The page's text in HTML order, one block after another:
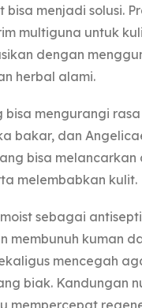
bisa menjadi solusi.
multiguna untuk
dengan
herbal alami.
bisa mengurangi
bakar, dan
bisa melancarkan
melembabkan kulit.
sebagai
membunuh kuman
mencegah
biak. Kandungan